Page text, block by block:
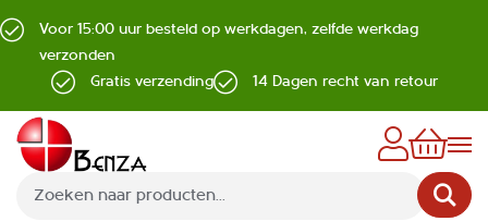
Voor 15:00 uur besteld op werkdagen, zelfde werkdag
verzonden
Gratis verzending
14 Dagen recht van retour